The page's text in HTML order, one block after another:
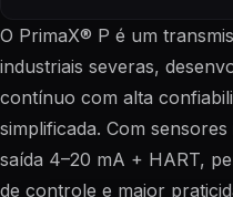
O PrimaX® P é um
industriais severas,
contínuo com alta
simplificada. Com
saída 4–20 mA + HART,
de controle e maior